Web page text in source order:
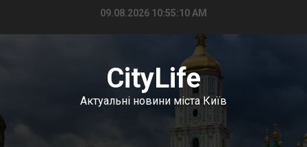
09.08.2026 10:55:10 AM
CityLife
Актуальні новини міста Київ